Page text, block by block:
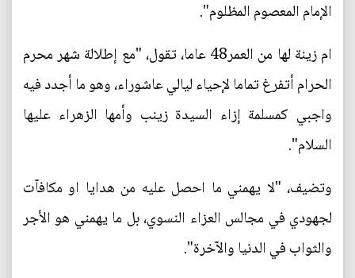
الإمام المعصوم المظلوم".
ام زينة لها من العمر48 عاما، تقول، "مع إطلالة شهر محرم
الحرام أتفرغ تماما لإحياء ليالي عاشوراء، وهو ما أجدد فيه
واجبي كمسلمة إزاء السيدة زينب وأمها الزهراء عليها
السلام".
وتضيف، "لا يهمني ما احصل عليه من هدايا او مكافآت
لجهودي في مجالس العزاء النسوي، بل ما يهمني هو الأجر
والثواب في الدنيا والآخرة".